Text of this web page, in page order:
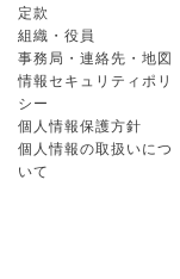
定款
組織・役員
事務局・連絡先・地図
情報セキュリティポリ
シー
個人情報保護方針
個人情報の取扱いにつ
いて